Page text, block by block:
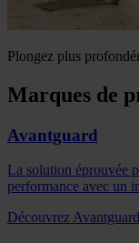
Plongez plus
Marques de
Avantguard
La solution éprouvée
performance avec un
Découvrez Avantguard